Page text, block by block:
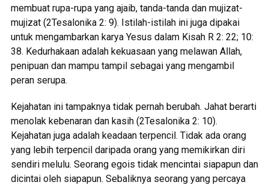
membuat rupa-rupa yang ajaib, tanda-tanda dan mujizat-
mujizat (2Tesalonika 2: 9). Istilah-istilah ini juga dipakai
untuk mengambarkan karya Yesus dalam Kisah R 2: 22; 10:
38. Kedurhakaan adalah kekuasaan yang melawan Allah,
penipuan dan mampu tampil sebagai yang mengambil
peran serupa.
Kejahatan ini tampaknya tidak pernah berubah. Jahat berarti
menolak kebenaran dan kasih (2Tesalonika 2: 10).
Kejahatan juga adalah keadaan terpencil. Tidak ada orang
yang lebih terpencil daripada orang yang memikirkan diri
sendiri melulu. Seorang egois tidak mencintai siapapun dan
dicintai oleh siapapun. Sebaliknya seorang yang percaya